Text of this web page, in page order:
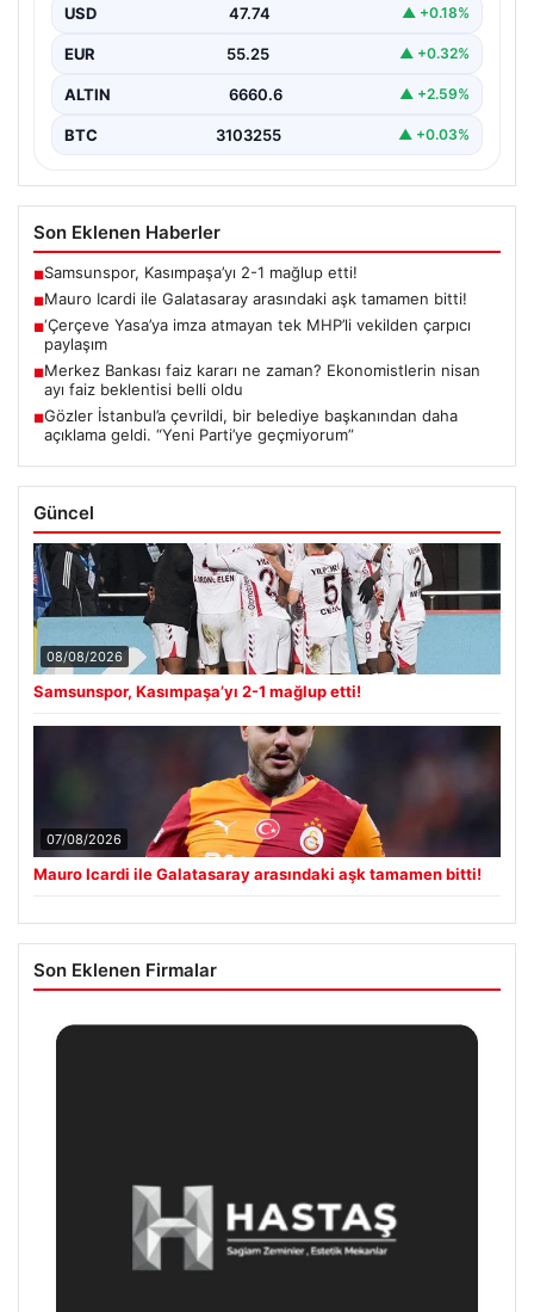
USD 47.74 ▲ +0.18%
EUR 55.25 ▲ +0.32%
ALTIN 6660.6 ▲ +2.59%
BTC 3103255 ▲ +0.03%
Son Eklenen Haberler
■Samsunspor, Kasımpaşa’yı 2-1 mağlup etti!
■Mauro Icardi ile Galatasaray arasındaki aşk tamamen bitti!
■‘Çerçeve Yasa’ya imza atmayan tek MHP’li vekilden çarpıcı
paylaşım
■Merkez Bankası faiz kararı ne zaman? Ekonomistlerin nisan
ayı faiz beklentisi belli oldu
■Gözler İstanbul’a çevrildi, bir belediye başkanından daha
açıklama geldi. “Yeni Parti’ye geçmiyorum”
Güncel
08/08/2026
Samsunspor, Kasımpaşa’yı 2-1 mağlup etti!
07/08/2026
Mauro Icardi ile Galatasaray arasındaki aşk tamamen bitti!
Son Eklenen Firmalar